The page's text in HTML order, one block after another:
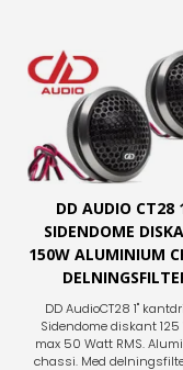
DD AUDIO CT28
SIDENDOME
150W ALUMINIUM
DD AudioCT28 1"
Sidendome diskant
max 50 Watt RMS.
chassi. Med